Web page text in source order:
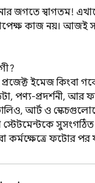
বা সেভ করার সময়ও থাকবে আস্থা। PNG তে PDF কনভার্টার ব্যবহার করে তথ্য ফাঁসের আশঙ্কা দূর করুন।
2.	মানসিক স্বস্তি 🤗
• ♻️ দলের সঙ্গে কাজ করলেও, কনফিডেনশিয়াল ফাইল আপনার হাতেই সুরক্ষিত। কোনো আউটসোর্সড সার্ভারে স্থায়ীভাবে সংরক্ষণ করা হয় না।

IV. ধাপে ধাপে নির্দেশিকা 🏁🚀
1.	ইনস্টল ও সেটআপ ⚙️
• 🚀 এক্সটেনশন ব্রাউজারে যুক্ত করুন, এরপর ইন্টারফেস চালু করুন। কিভাবে PNG তে PDF বানাবেন, সেই প্রশ্নের আর অবকাশ থাকল না!
2.	ফাইল নির্বাচন ও আপলোড 🖱️
• 🗂️ ছবিগুলোকে সরাসরি ড্র্যাগ করে নিয়ে আসুন বা ম্যানুয়ালি যুক্ত করুন। এরপর আপনার ইচ্ছেমতো সিকোয়েন্স বা সেটিংস নির্বাচন করুন।
3.	প্রিভিউ ও কাস্টমাইজ 👀
• 🪄 প্রয়োজন হলে ঘোরান, কাটছাঁট করুন বা পৃষ্ঠা বাদ দিন। সবকিছু চূড়ান্ত করার আগে প্রিভিউ স্ক্রিনে নিশ্চিত হয়ে নিন।
4.	চূড়ান্ত করুন ও ডাউনলোড 🏆
• 📥 কনভার্ট বোতামে ক্লিক করলে সংরক্ষণ করুন ডিভাইসে বা ক্লাউডে। ব্যস, জটিল লুপ বা একের পর এক রিপিটেড স্টেপের দরকার নেই।

V. রূপান্তরের সীমানা পেরিয়ে 🎨🖥️
1.	সম্ভাবনার বিকাশ 🌱
• 🔎 শুধুই ছবিকে পিডিএফ করা নয়, বরং সঙ্গে অতিরিক্ত এডিটিং টুল পেতেও পারেন। এতে প্রতিটি পৃষ্ঠাকে আরও আকর্ষণীয়ভাবে উপস্থাপন করা যায়।
2.	দলগত পরিবেশে সহযোগিতা 🤝
• 📨 টিমের অন্য সদস্যরা ঐ একই ফাইল চেক, টীকা বা অনুমোদন দিতে পারবেন। পারফেক্ট ফ্রি ফ্লো অফিস প্রক্রিয়ার জন্য আদর্শ।
3.	কর্পোরেট ও এন্টারপ্রাইজ 🏦
• 📊 কোয়ার্টারলি রিপোর্ট থেকে শুরু করে নীতিমালা—all-in-one ফাইল সল্যুশন পেতে PNG তে PDF কনভার্টার দারুণ সহায়ক।
4.	আইনি ও আর্থিক পরিষেবা ⚖️
• 💵 নথিপত্র, স্টেটমেন্ট, অডিট রিপোর্ট সবই ডিজিটাল ফর্মে গুছিয়ে রাখুন। এভাবে অফিসিয়াল